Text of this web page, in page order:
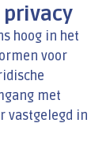
hoog in het
voor
met
vastgelegd in